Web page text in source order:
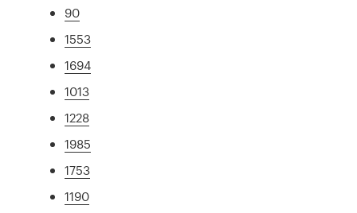
90
1553
1694
1013
1228
1985
1753
1190